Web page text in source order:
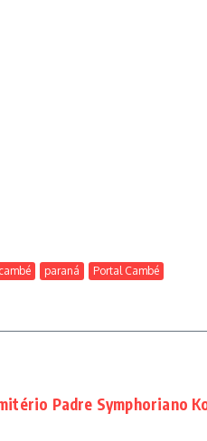
paraná Portal Cambé
Padre Symphoriano